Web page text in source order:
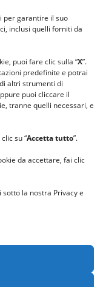
per garantire il suo
inclusi quelli forniti da
puoi fare clic sulla “X”.
predefinite e potrai
altri strumenti di
puoi cliccare il
tranne quelli necessari, e
su “Accetta tutto”.
da accettare, fai clic
la nostra Privacy e